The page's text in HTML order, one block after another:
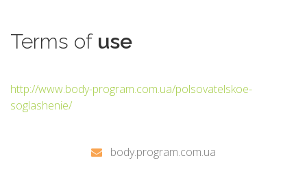
Terms of use
http://www.body-program.com.ua/polsovatelskoe-
soglashenie/
body.program.com.ua